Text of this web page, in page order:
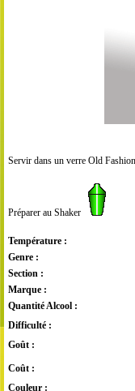
Servir dans un verre Old
Préparer au Shaker
Température :
Genre :
Section :
Marque :
Quantité Alcool :
Difficulté :
Goût :
Coût :
Couleur :